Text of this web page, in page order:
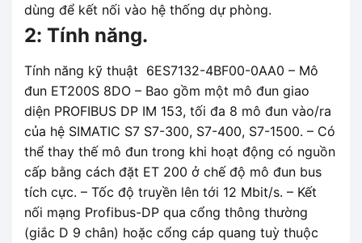
dùng để kết nối vào hệ thống dự phòng.
2: Tính năng.
Tính năng kỹ thuật 6ES7132-4BF00-0AA0 – Mô
đun ET200S 8DO – Bao gồm một mô đun giao
diện PROFIBUS DP IM 153, tối đa 8 mô đun vào/ra
của hệ SIMATIC S7 S7-300, S7-400, S7-1500. – Có
thể thay thế mô đun trong khi hoạt động có nguồn
cấp bằng cách đặt ET 200 ở chế độ mô đun bus
tích cực. – Tốc độ truyền lên tới 12 Mbit/s. – Kết
nối mạng Profibus-DP qua cổng thông thường
(giắc D 9 chân) hoặc cổng cáp quang tuỳ thuộc